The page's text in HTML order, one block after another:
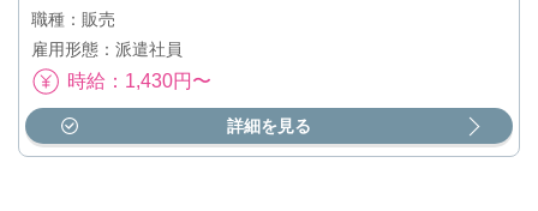
職種：販売
雇用形態：派遣社員
時給：1,430円〜
詳細を見る